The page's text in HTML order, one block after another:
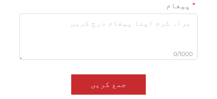
پیغام
0/1000
جمع کریں